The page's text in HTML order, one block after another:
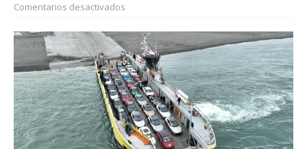
Comentarios desactivados